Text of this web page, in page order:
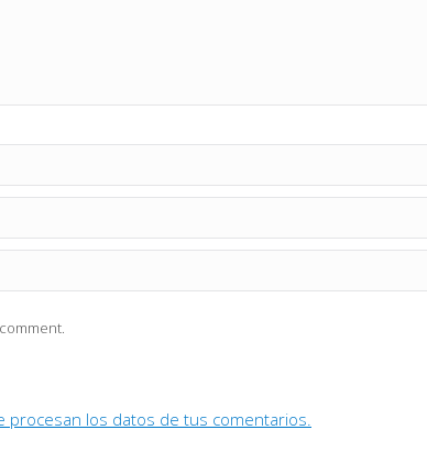
procesan los datos de tus comentarios.